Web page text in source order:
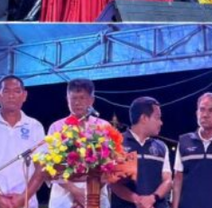
ศึกษา
ประปา
นตรวจสอบภายใน
ำกับดูแลองค์การที่ดี
วนราชการ
ด
ารณสุขและสิ่งแวดล้อม
ศึกษา
ประปา
นตรวจสอบภายใน